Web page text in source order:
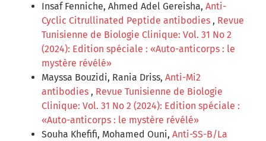
Insaf Fenniche, Ahmed Adel Gereisha, Anti-
Cyclic Citrullinated Peptide antibodies , Revue
Tunisienne de Biologie Clinique: Vol. 31 No 2
(2024): Edition spéciale : «Auto-anticorps : le
mystère révélé»
Mayssa Bouzidi, Rania Driss, Anti-Mi2
antibodies , Revue Tunisienne de Biologie
Clinique: Vol. 31 No 2 (2024): Edition spéciale :
«Auto-anticorps : le mystère révélé»
Souha Khefifi, Mohamed Ouni, Anti-SS-B/La